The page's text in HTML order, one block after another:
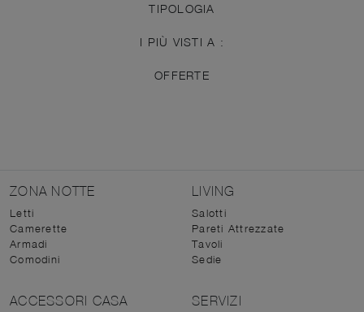
TIPOLOGIA
I PIÙ VISTI A :
OFFERTE
ZONA NOTTE
Letti
Camerette
Armadi
Comodini
LIVING
Salotti
Pareti Attrezzate
Tavoli
Sedie
ACCESSORI CASA SERVIZI